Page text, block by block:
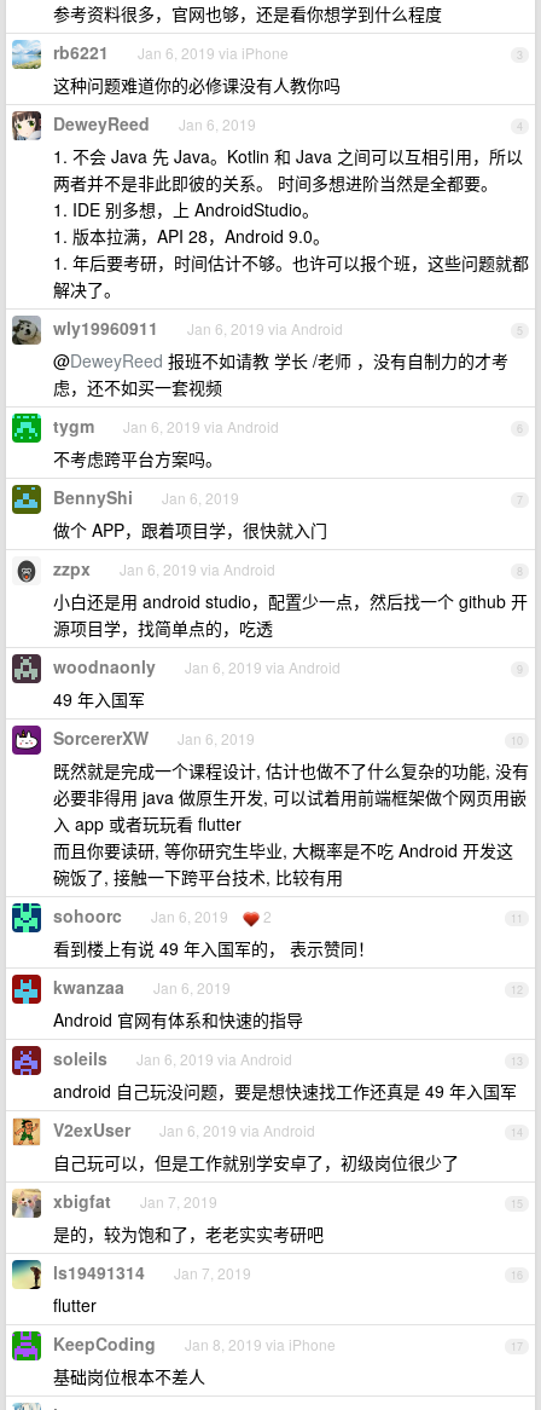
参考资料很多，官网也够，还是看你想学到什么程度
3
rb6221 Jan 6, 2019 via iPhone
这种问题难道你的必修课没有人教你吗
4
DeweyReed Jan 6, 2019
1. 不会 Java 先 Java。Kotlin 和 Java 之间可以互相引用，所以
两者并不是非此即彼的关系。 时间多想进阶当然是全都要。
1. IDE 别多想，上 AndroidStudio。
1. 版本拉满，API 28，Android 9.0。
1. 年后要考研，时间估计不够。也许可以报个班，这些问题就都
解决了。
5
wly19960911 Jan 6, 2019 via Android
@DeweyReed 报班不如请教 学长 /老师 ，没有自制力的才考
虑，还不如买一套视频
6
tygm Jan 6, 2019 via Android
不考虑跨平台方案吗。
7
BennyShi Jan 6, 2019
做个 APP，跟着项目学，很快就入门
8
zzpx Jan 6, 2019 via Android
小白还是用 android studio，配置少一点，然后找一个 github 开
源项目学，找简单点的，吃透
9
woodnaonly Jan 6, 2019 via Android
49 年入国军
10
SorcererXW Jan 6, 2019
既然就是完成一个课程设计, 估计也做不了什么复杂的功能, 没有
必要非得用 java 做原生开发, 可以试着用前端框架做个网页用嵌
入 app 或者玩玩看 flutter
而且你要读研, 等你研究生毕业, 大概率是不吃 Android 开发这
碗饭了, 接触一下跨平台技术, 比较有用
11
sohoorc Jan 6, 2019 2
看到楼上有说 49 年入国军的， 表示赞同！
12
kwanzaa Jan 6, 2019
Android 官网有体系和快速的指导
13
soleils Jan 6, 2019 via Android
android 自己玩没问题，要是想快速找工作还真是 49 年入国军
14
V2exUser Jan 6, 2019 via Android
自己玩可以，但是工作就别学安卓了，初级岗位很少了
15
xbigfat Jan 7, 2019
是的，较为饱和了，老老实实考研吧
16
ls19491314 Jan 7, 2019
flutter
17
KeepCoding Jan 8, 2019 via iPhone
基础岗位根本不差人